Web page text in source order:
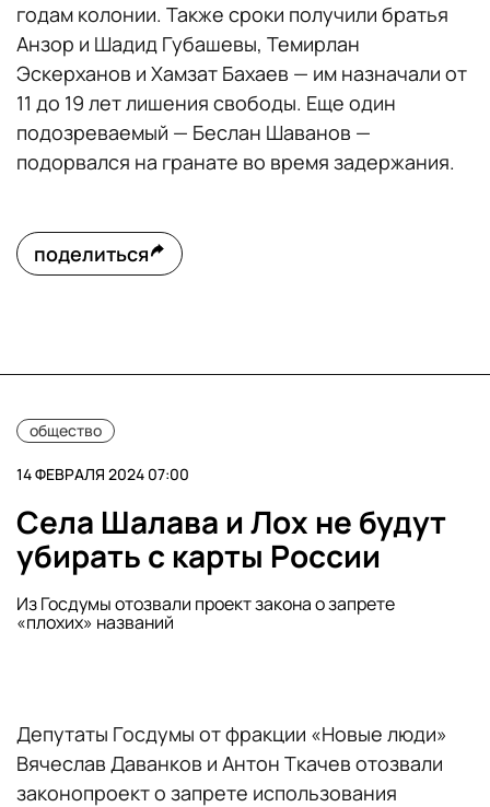
годам колонии. Также сроки получили братья
Анзор и Шадид Губашевы, Темирлан
Эскерханов и Хамзат Бахаев — им назначали от
11 до 19 лет лишения свободы. Еще один
подозреваемый — Беслан Шаванов —
подорвался на гранате во время задержания.
поделиться
общество
14 ФЕВРАЛЯ 2024 07:00
Села Шалава и Лох не будут
убирать с карты России
Из Госдумы отозвали проект закона о запрете
«плохих» названий
Депутаты Госдумы от фракции «Новые люди»
Вячеслав Даванков и Антон Ткачев отозвали
законопроект о запрете использования